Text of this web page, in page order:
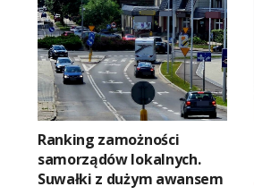
Ranking zamożności
samorządów lokalnych.
Suwałki z dużym awansem